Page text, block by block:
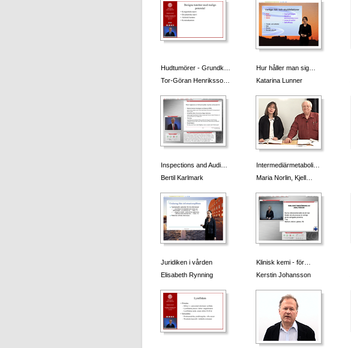
Hudtumörer - Grundk…
Tor-Göran Henriksso…
Hur håller man sig…
Katarina Lunner
Inspections and Audi…
Bertil Karlmark
Intermediärmetaboli…
Maria Norlin, Kjell…
Juridiken i vården
Elisabeth Rynning
Klinisk kemi - för…
Kerstin Johansson